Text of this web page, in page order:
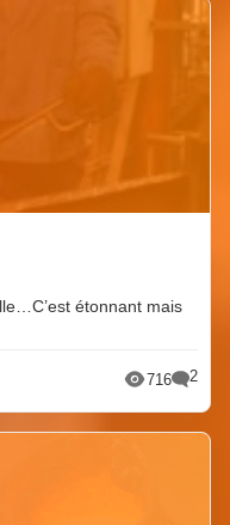
étonnant mais
716 2